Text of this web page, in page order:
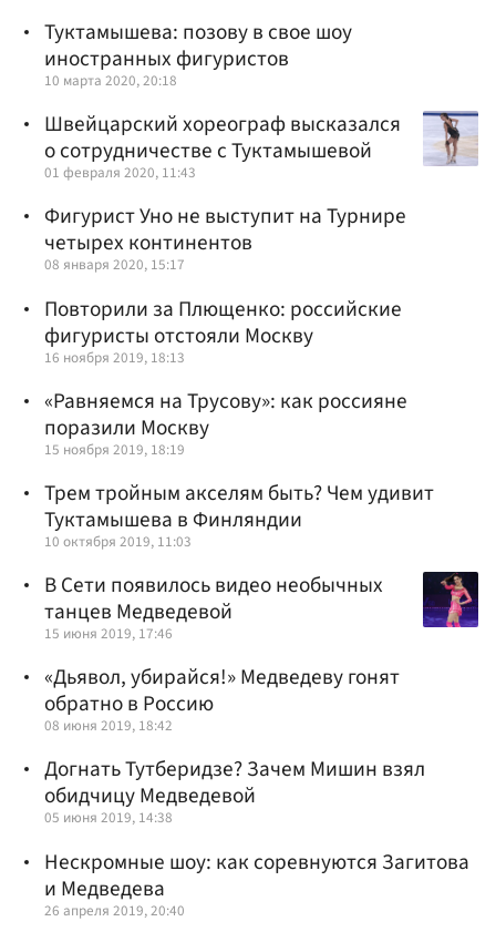
Туктамышева: позову в свое шоу
иностранных фигуристов
10 марта 2020, 20:18
Швейцарский хореограф высказался
о сотрудничестве с Туктамышевой
01 февраля 2020, 11:43
Фигурист Уно не выступит на Турнире
четырех континентов
08 января 2020, 15:17
Повторили за Плющенко: российские
фигуристы отстояли Москву
16 ноября 2019, 18:13
«Равняемся на Трусову»: как россияне
поразили Москву
15 ноября 2019, 18:19
Трем тройным акселям быть? Чем удивит
Туктамышева в Финляндии
10 октября 2019, 11:03
В Сети появилось видео необычных
танцев Медведевой
15 июня 2019, 17:46
«Дьявол, убирайся!» Медведеву гонят
обратно в Россию
08 июня 2019, 18:42
Догнать Тутберидзе? Зачем Мишин взял
обидчицу Медведевой
05 июня 2019, 14:38
Нескромные шоу: как соревнуются Загитова
и Медведева
26 апреля 2019, 20:40